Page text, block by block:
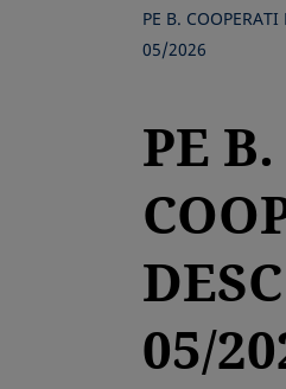
PE B. COOPERATI
05/2026
PE B.
DESC
05/